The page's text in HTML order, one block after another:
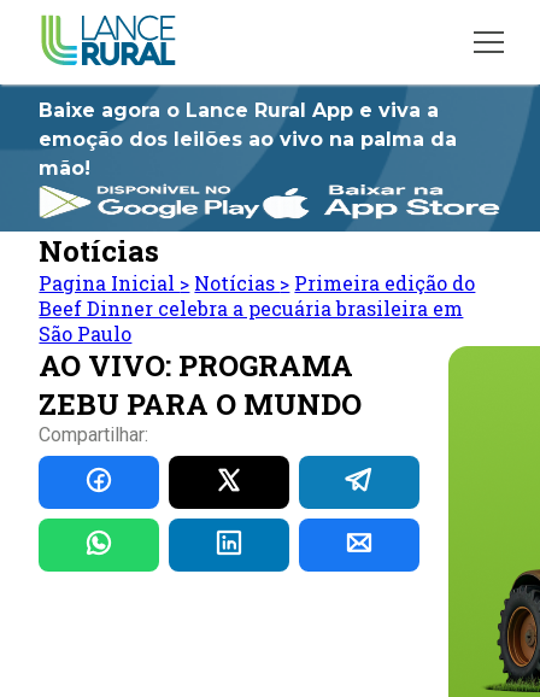
Baixe agora o Lance Rural App e viva a
emoção dos leilões ao vivo na palma da
mão!
Notícias
Pagina Inicial > Notícias > Primeira edição do
Beef Dinner celebra a pecuária brasileira em
São Paulo
AO VIVO: PROGRAMA
ZEBU PARA O MUNDO
Compartilhar: